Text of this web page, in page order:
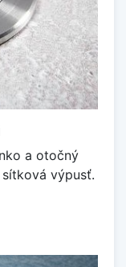
a otočný
výpusť.